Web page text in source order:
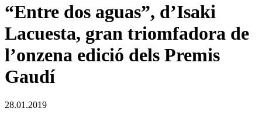
“Entre dos aguas”, d’Isaki
Lacuesta, gran triomfadora de
l’onzena edició dels Premis
Gaudí
28.01.2019